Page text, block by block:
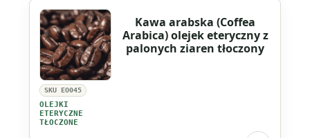
Pomarańcza
słodka
(Citrus
Sinensis)
olejek
eteryczny
tłoczony
SKU EO045
OLEJKI
ETERYCZNE
TŁOCZONE
Kawa arabska (Coffea
Arabica) olejek eteryczny z
palonych ziaren tłoczony